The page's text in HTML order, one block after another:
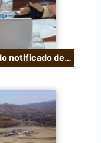
notificado de…